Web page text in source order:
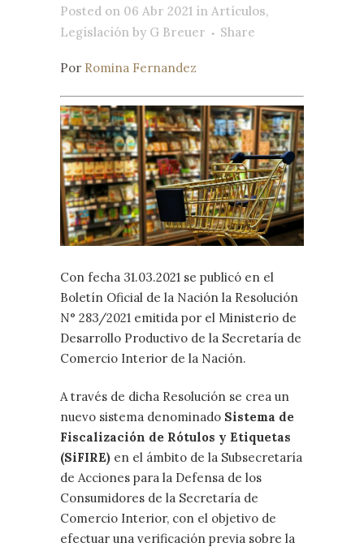
Posted on 06 Abr 2021 in Artículos,
Legislación by G Breuer Share
Por Romina Fernandez
Con fecha 31.03.2021 se publicó en el
Boletín Oficial de la Nación la Resolución
N° 283/2021 emitida por el Ministerio de
Desarrollo Productivo de la Secretaría de
Comercio Interior de la Nación.
A través de dicha Resolución se crea un
nuevo sistema denominado Sistema de
Fiscalización de Rótulos y Etiquetas
(SiFIRE) en el ámbito de la Subsecretaría
de Acciones para la Defensa de los
Consumidores de la Secretaría de
Comercio Interior, con el objetivo de
efectuar una verificación previa sobre la